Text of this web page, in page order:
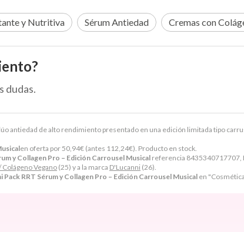
antiedad de alto rendimiento presentado en una edición limitada tipo
en oferta por 50,94€ (antes 112,24€). Producto en stock.
y Collagen Pro – Edición Carrousel Musicalreferencia 8435340717707,
Vegano (25) y a la marca D'Lucanni (26).
Pack RRT Sérum y Collagen Pro – Edición Carrousel Musical en
y Nutritiva Sérum Antiedad Cremas con
dudas.